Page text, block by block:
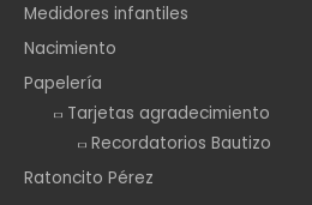
Medidores infantiles
Nacimiento
Papelería
Tarjetas agradecimiento
Recordatorios Bautizo
Ratoncito Pérez